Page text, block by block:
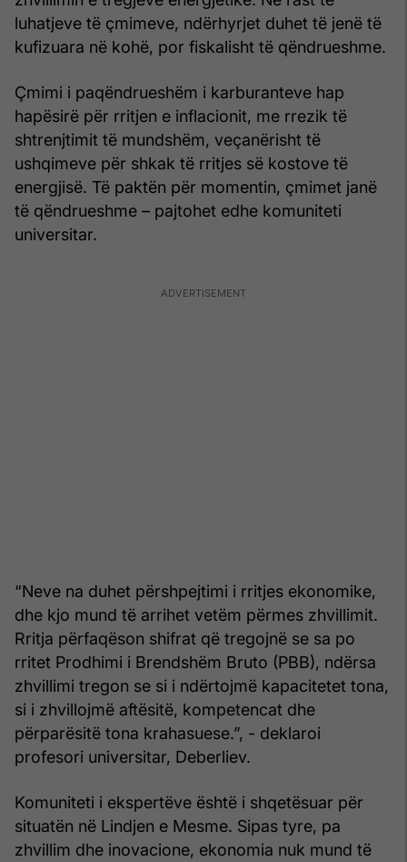
luhatjeve të çmimeve, ndërhyrjet duhet të jenë të
kufizuara në kohë, por fiskalisht të qëndrueshme.
Çmimi i paqëndrueshëm i karburanteve hap
hapësirë për rritjen e inflacionit, me rrezik të
shtrenjtimit të mundshëm, veçanërisht të
ushqimeve për shkak të rritjes së kostove të
energjisë. Të paktën për momentin, çmimet janë
të qëndrueshme – pajtohet edhe komuniteti
universitar.
“Neve na duhet përshpejtimi i rritjes ekonomike,
dhe kjo mund të arrihet vetëm përmes zhvillimit.
Rritja përfaqëson shifrat që tregojnë se sa po
rritet Prodhimi i Brendshëm Bruto (PBB), ndërsa
zhvillimi tregon se si i ndërtojmë kapacitetet tona,
si i zhvillojmë aftësitë, kompetencat dhe
përparësitë tona krahasuese.”, - deklaroi
profesori universitar, Deberliev.
Komuniteti i ekspertëve është i shqetësuar për
situatën në Lindjen e Mesme. Sipas tyre, pa
zhvillim dhe inovacione, ekonomia nuk mund të